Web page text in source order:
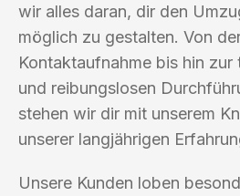
wir alles daran, dir den
möglich zu gestalten. Von
Kontaktaufnahme bis hin zur
und reibungslosen
stehen wir dir mit unserem
unserer langjährigen
Unsere Kunden loben